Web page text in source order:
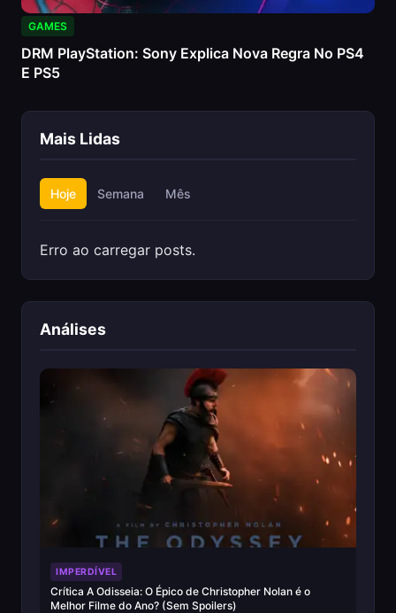
GAMES
DRM PlayStation: Sony Explica Nova Regra No PS4
E PS5
Mais Lidas
Hoje Semana Mês
Erro ao carregar posts.
Análises
IMPERDÍVEL
Crítica A Odisseia: O Épico de Christopher Nolan é o
Melhor Filme do Ano? (Sem Spoilers)